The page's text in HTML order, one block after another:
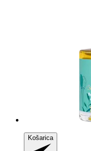
Košarica